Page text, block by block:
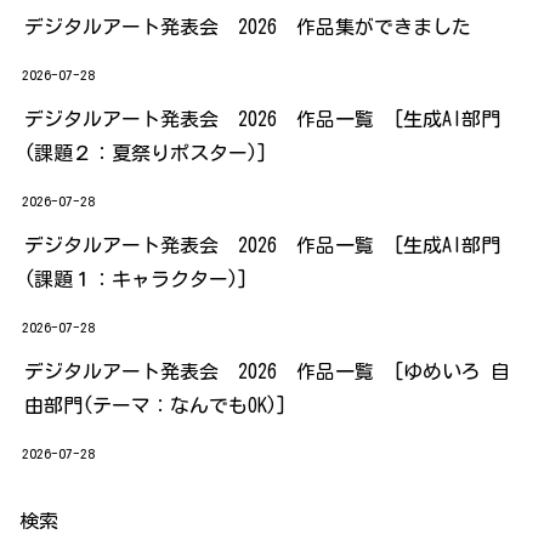
デジタルアート発表会 2026 作品集ができました
2026-07-28
デジタルアート発表会 2026 作品一覧 [生成AI部門
(課題２：夏祭りポスター)]
2026-07-28
デジタルアート発表会 2026 作品一覧 [生成AI部門
(課題１：キャラクター)]
2026-07-28
デジタルアート発表会 2026 作品一覧 [ゆめいろ 自
由部門(テーマ：なんでもOK)]
2026-07-28
検索